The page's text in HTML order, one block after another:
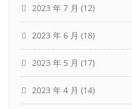
2023 年 7 月 (12)
2023 年 6 月 (18)
2023 年 5 月 (17)
2023 年 4 月 (14)